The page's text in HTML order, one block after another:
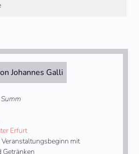
Johannes Galli
Erfurt
mit
Getränken